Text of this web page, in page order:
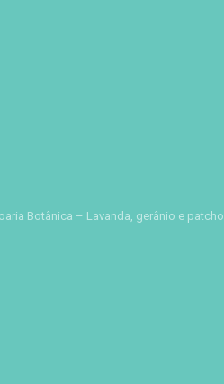
Botânica – Lavanda, gerânio e